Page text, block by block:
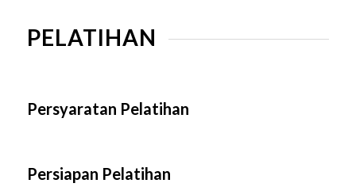
PELATIHAN
Persyaratan Pelatihan
Persiapan Pelatihan